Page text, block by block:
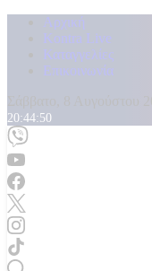
Αρχική
Kontra Live
Καταγγελίες
Επικοινωνία
20:44:53